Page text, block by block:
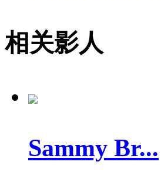
相关影人
Sammy Br...